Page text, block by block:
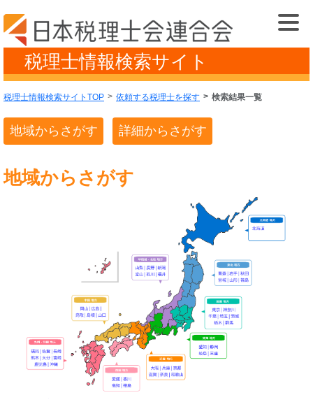
税理士情報検索サイト
税理士情報検索サイトTOP 依頼する税理士を探す 検索結果一覧
地域からさがす 詳細からさがす
地域からさがす